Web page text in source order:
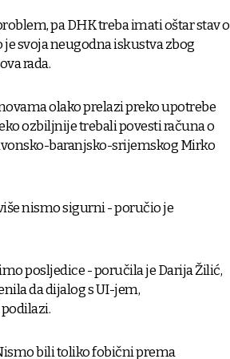
pa DHK treba imati oštar stav o
svoja neugodna iskustva zbog
rada.
olako prelazi preko upotrebe
ozbiljnije trebali povesti računa o
baranjsko-srijemskog Mirko
nismo sigurni - poručio je
posljedice - poručila je Darija Žilić,
da dijalog s UI-jem,
bili toliko fobični prema